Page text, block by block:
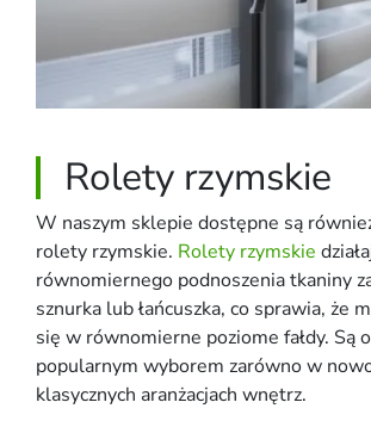
Rolety rzymskie
W naszym sklepie dostępne są
rolety rzymskie. Rolety rzymskie
równomiernego podnoszenia tkaniny
sznurka lub łańcuszka, co sprawia, że
się w równomierne poziome fałdy. Są
popularnym wyborem zarówno w
klasycznych aranżacjach wnętrz.